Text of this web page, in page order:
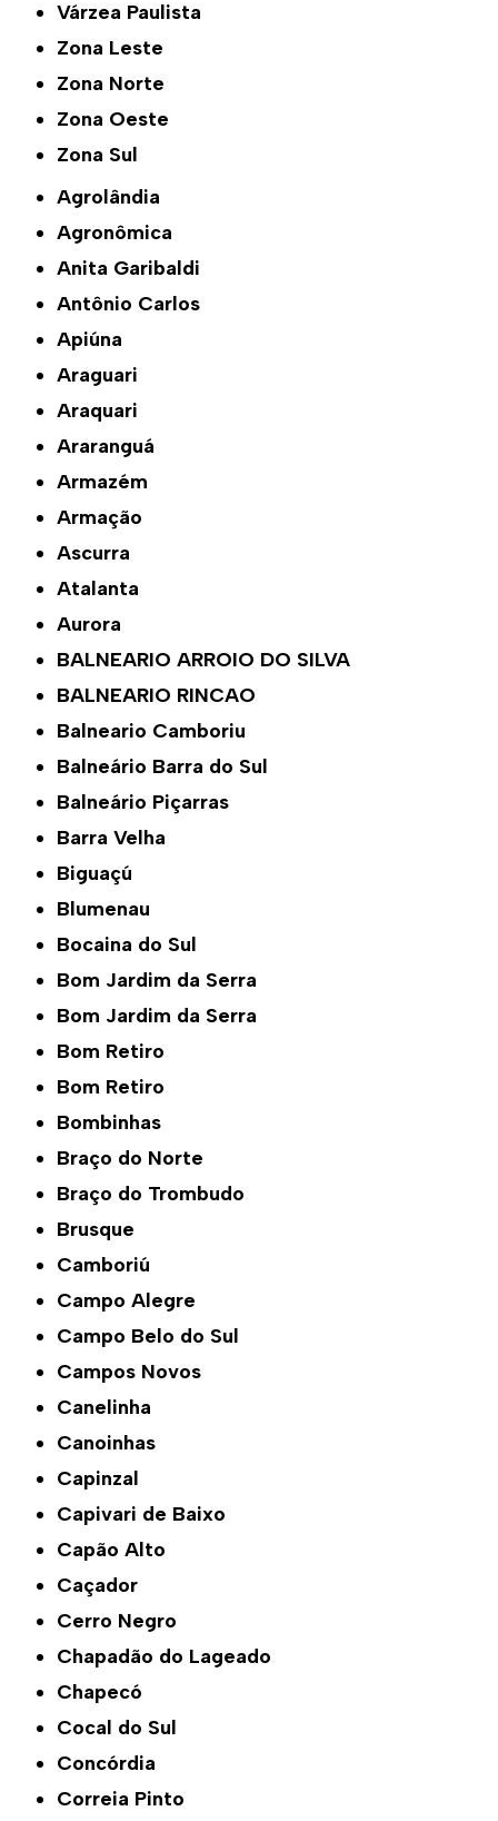
Várzea Paulista
Zona Leste
Zona Norte
Zona Oeste
Zona Sul
Agrolândia
Agronômica
Anita Garibaldi
Antônio Carlos
Apiúna
Araguari
Araquari
Araranguá
Armazém
Armação
Ascurra
Atalanta
Aurora
BALNEARIO ARROIO DO SILVA
BALNEARIO RINCAO
Balneario Camboriu
Balneário Barra do Sul
Balneário Piçarras
Barra Velha
Biguaçú
Blumenau
Bocaina do Sul
Bom Jardim da Serra
Bom Jardim da Serra
Bom Retiro
Bom Retiro
Bombinhas
Braço do Norte
Braço do Trombudo
Brusque
Camboriú
Campo Alegre
Campo Belo do Sul
Campos Novos
Canelinha
Canoinhas
Capinzal
Capivari de Baixo
Capão Alto
Caçador
Cerro Negro
Chapadão do Lageado
Chapecó
Cocal do Sul
Concórdia
Correia Pinto